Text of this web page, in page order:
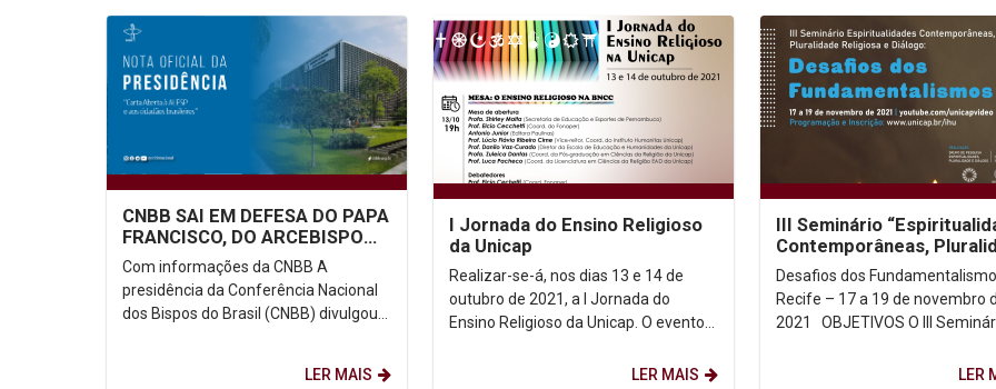
CNBB SAI EM DEFESA DO PAPA
FRANCISCO, DO ARCEBISPO
DE APARECIDA (SP) DOM
ORLANDO BRANDES E DO...
Com informações da CNBB A
presidência da Conferência Nacional
dos Bispos do Brasil (CNBB) divulgou
LER MAIS
I Jornada do Ensino Religioso
da Unicap
Realizar-se-á, nos dias 13 e 14 de
outubro de 2021, a I Jornada do
Ensino Religioso da Unicap. O evento
LER MAIS
III Seminário
Contemporâneas,
Religiosa e Diálogo”
Desafios dos
Recife – 17 a 19 de novembro
2021 OBJETIVOS O III Seminário
LER